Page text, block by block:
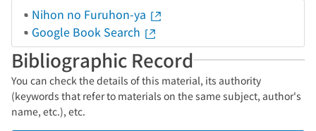
Nihon no Furuhon-ya
Google Book Search
Bibliographic Record
You can check the details of this material, its authority
(keywords that refer to materials on the same subject, author's
name, etc.), etc.